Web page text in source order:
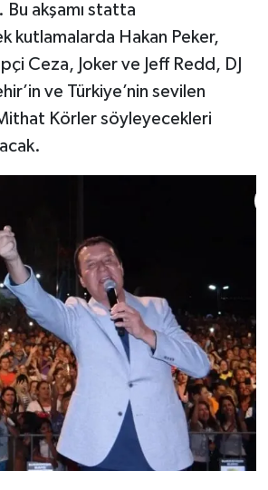
Bu akşamı statta
kutlamalarda Hakan Peker,
Ceza, Joker ve Jeff Redd, DJ
ve Türkiye’nin sevilen
Körler söyleyecekleri